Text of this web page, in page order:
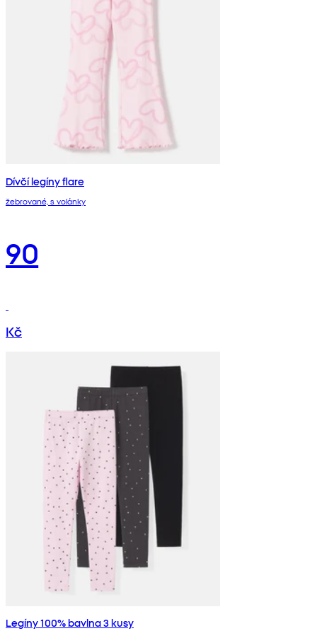
Dívčí legíny flare
žebrované, s volánky
90
Kč
Legíny 100% bavlna 3 kusy